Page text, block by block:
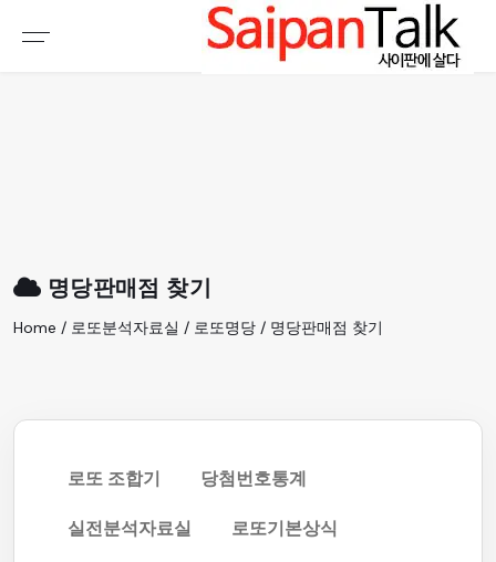
명당판매점 찾기
Home / 로또분석자료실 / 로또명당 / 명당판매점 찾기
로또 조합기
당첨번호통계
실전분석자료실
로또기본상식
여행정보
생활정보
갤러리 & 동영상